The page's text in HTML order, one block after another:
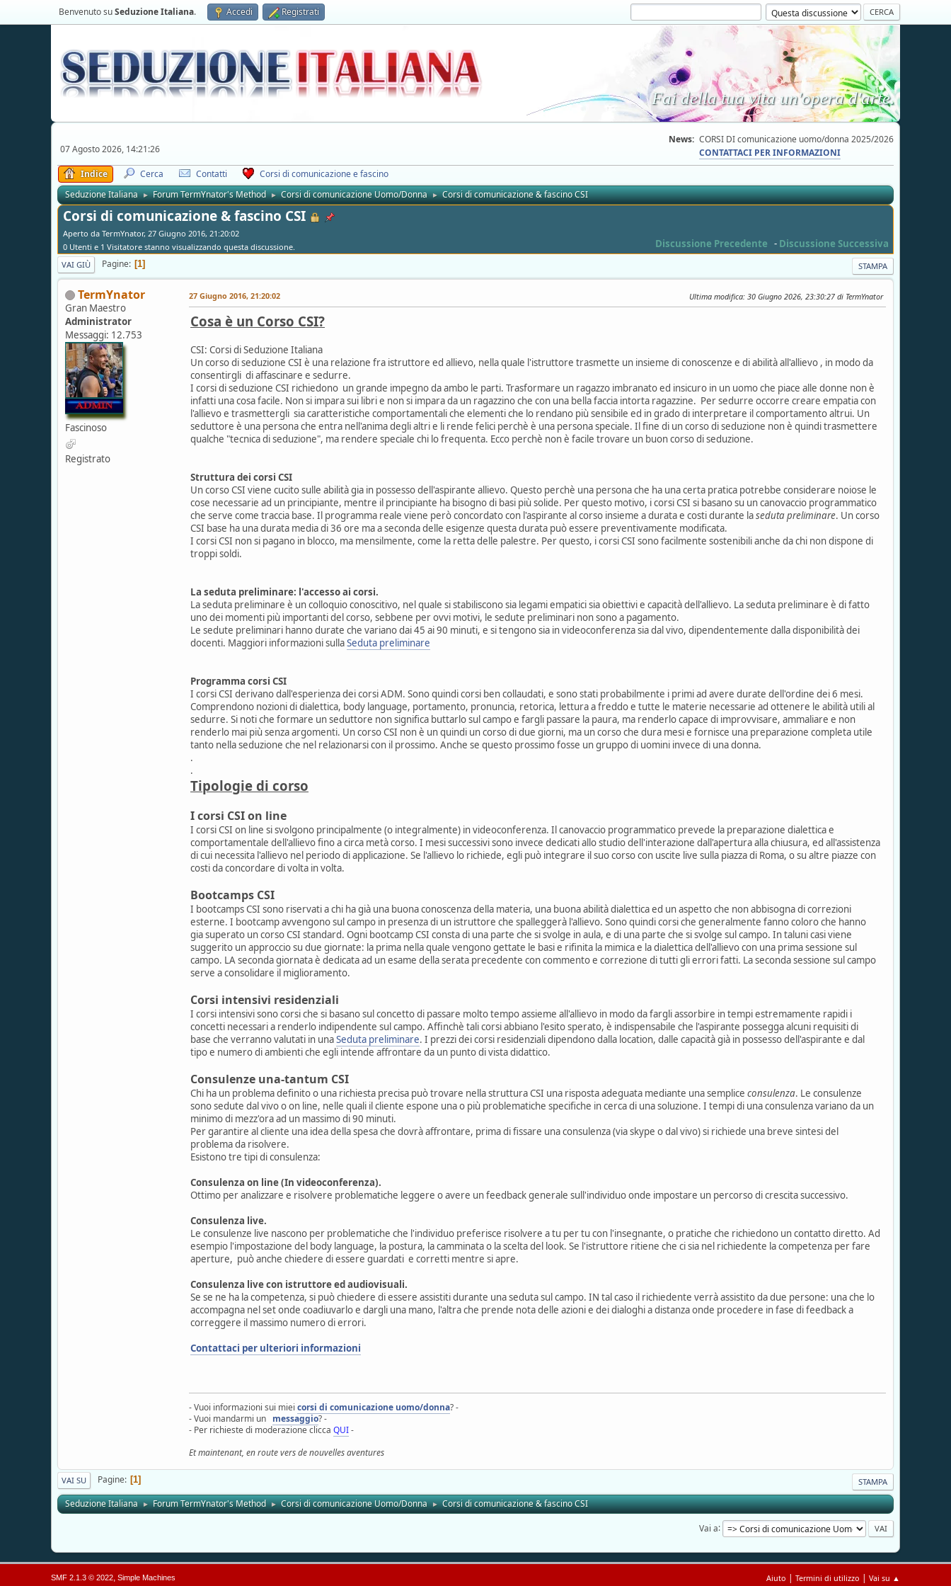
Benvenuto suSeduzione Italiana. Accedi Registrati
Fai della tua vita un'opera d'arte.
07 Agosto 2026, 14:21:26
News: CORSI DI comunicazione uomo/donna 2025/2026
CONTATTACI PER INFORMAZIONI
Indice
Cerca Contatti
Corsi di comunicazione e fascino
Seduzione Italiana ► Forum TermYnator's Method ► Corsi di comunicazione Uomo/Donna ► Corsi di comunicazione & fascino CSI
Corsi di comunicazione & fascino CSI
Aperto da TermYnator, 27 Giugno 2016, 21:20:02
Discussione Precedente - Discussione Successiva
0 Utenti e 1 Visitatore stanno visualizzando questa discussione.
STAMPA
VAI GIÙ Pagine 1
TermYnator
Gran Maestro
Administrator
Messaggi: 12.753
Fascinoso
Registrato
27 Giugno 2016, 21:20:02 Ultima modifica: 30 Giugno 2026, 23:30:27 di TermYnator
Cosa è un Corso CSI?
CSI: Corsi di Seduzione Italiana
Un corso di seduzione CSI è una relazione fra istruttore ed allievo, nella quale l'istruttore trasmette un insieme di conoscenze e di abilità all'allievo , in modo da
consentirgli di affascinare e sedurre.
I corsi di seduzione CSI richiedono un grande impegno da ambo le parti. Trasformare un ragazzo imbranato ed insicuro in un uomo che piace alle donne non è
infatti una cosa facile. Non si impara sui libri e non si impara da un ragazzino che con una bella faccia intorta ragazzine. Per sedurre occorre creare empatia con
l'allievo e trasmettergli sia caratteristiche comportamentali che elementi che lo rendano più sensibile ed in grado di interpretare il comportamento altrui. Un
seduttore è una persona che entra nell'anima degli altri e li rende felici perchè è una persona speciale. Il fine di un corso di seduzione non è quindi trasmettere
qualche "tecnica di seduzione", ma rendere speciale chi lo frequenta. Ecco perchè non è facile trovare un buon corso di seduzione.
Struttura dei corsi CSI
Un corso CSI viene cucito sulle abilità gia in possesso dell'aspirante allievo. Questo perchè una persona che ha una certa pratica potrebbe considerare noiose le
cose necessarie ad un principiante, mentre il principiante ha bisogno di basi più solide. Per questo motivo, i corsi CSI si basano su un canovaccio programmatico
che serve come traccia base. Il programma reale viene però concordato con l'aspirante al corso insieme a durata e costi durante laseduta preliminare. Un corso
CSI base ha una durata media di 36 ore ma a seconda delle esigenze questa durata può essere preventivamente modificata.
I corsi CSI non si pagano in blocco, ma mensilmente, come la retta delle palestre. Per questo, i corsi CSI sono facilmente sostenibili anche da chi non dispone di
troppi soldi.
La seduta preliminare: l'accesso ai corsi.
La seduta preliminare è un colloquio conoscitivo, nel quale si stabiliscono sia legami empatici sia obiettivi e capacità dell'allievo. La seduta preliminare è di fatto
uno dei momenti più importanti del corso, sebbene per ovvi motivi, le sedute preliminari non sono a pagamento.
Le sedute preliminari hanno durate che variano dai 45 ai 90 minuti, e si tengono sia in videoconferenza sia dal vivo, dipendentemente dalla disponibilità dei
docenti. Maggiori informazioni sullaSeduta preliminare
Programma corsi CSI
I corsi CSI derivano dall'esperienza dei corsi ADM. Sono quindi corsi ben collaudati, e sono stati probabilmente i primi ad avere durate dell'ordine dei 6 mesi.
Comprendono nozioni di dialettica, body language, portamento, pronuncia, retorica, lettura a freddo e tutte le materie necessarie ad ottenere le abilità utili al
sedurre. Si noti che formare un seduttore non significa buttarlo sul campo e fargli passare la paura, ma renderlo capace di improvvisare, ammaliare e non
renderlo mai più senza argomenti. Un corso CSI non è un quindi un corso di due giorni, ma un corso che dura mesi e fornisce una preparazione completa utile
tanto nella seduzione che nel relazionarsi con il prossimo. Anche se questo prossimo fosse un gruppo di uomini invece di una donna.
.
.
Tipologie di corso
I corsi CSI on line
I corsi CSI on line si svolgono principalmente (o integralmente) in videoconferenza. Il canovaccio programmatico prevede la preparazione dialettica e
comportamentale dell'allievo fino a circa metà corso. I mesi successivi sono invece dedicati allo studio dell'interazione dall'apertura alla chiusura, ed all'assistenza
di cui necessita l'allievo nel periodo di applicazione. Se l'allievo lo richiede, egli può integrare il suo corso con uscite live sulla piazza di Roma, o su altre piazze con
costi da concordare di volta in volta.
Bootcamps CSI
I bootcamps CSI sono riservati a chi ha già una buona conoscenza della materia, una buona abilità dialettica ed un aspetto che non abbisogna di correzioni
esterne. I bootcamp avvengono sul campo in presenza di un istruttore che spalleggerà l'allievo. Sono quindi corsi che generalmente fanno coloro che hanno
gia superato un corso CSI standard. Ogni bootcamp CSI consta di una parte che si svolge in aula, e di una parte che si svolge sul campo. In taluni casi viene
suggerito un approccio su due giornate: la prima nella quale vengono gettate le basi e rifinita la mimica e la dialettica dell'allievo con una prima sessione sul
campo. LA seconda giornata è dedicata ad un esame della serata precedente con commento e correzione di tutti gli errori fatti. La seconda sessione sul campo
serve a consolidare il miglioramento.
Corsi intensivi residenziali
I corsi intensivi sono corsi che si basano sul concetto di passare molto tempo assieme all'allievo in modo da fargli assorbire in tempi estremamente rapidi i
concetti necessari a renderlo indipendente sul campo. Affinchè tali corsi abbiano l'esito sperato, è indispensabile che l'aspirante possegga alcuni requisiti di
base che verranno valutati in unaSeduta preliminare. I prezzi dei corsi residenziali dipendono dalla location, dalle capacità già in possesso dell'aspirante e dal
tipo e numero di ambienti che egli intende affrontare da un punto di vista didattico.
Consulenze una-tantum CSI
Chi ha un problema definito o una richiesta precisa può trovare nella struttura CSI una risposta adeguata mediante una semplice consulenza. Le consulenze
sono sedute dal vivo o on line, nelle quali il cliente espone una o più problematiche specifiche in cerca di una soluzione. I tempi di una consulenza variano da un
minimo di mezz'ora ad un massimo di 90 minuti.
Per garantire al cliente una idea della spesa che dovrà affrontare, prima di fissare una consulenza (via skype o dal vivo) si richiede una breve sintesi del
problema da risolvere.
Esistono tre tipi di consulenza:
Consulenza on line (In videoconferenza).
Ottimo per analizzare e risolvere problematiche leggere o avere un feedback generale sull'individuo onde impostare un percorso di crescita successivo.
Consulenza live.
Le consulenze live nascono per problematiche che l'individuo preferisce risolvere a tu per tu con l'insegnante, o pratiche che richiedono un contatto diretto. Ad
esempio l'impostazione del body language, la postura, la camminata o la scelta del look. Se l'istruttore ritiene che ci sia nel richiedente la competenza per fare
aperture, può anche chiedere di essere guardati e corretti mentre si apre.
Consulenza live con istruttore ed audiovisuali.
Se se ne ha la competenza, si può chiedere di essere assistiti durante una seduta sul campo. IN tal caso il richiedente verrà assistito da due persone: una che lo
accompagna nel set onde coadiuvarlo e dargli una mano, l'altra che prende nota delle azioni e dei dialoghi a distanza onde procedere in fase di feedback a
correggere il massimo numero di errori.
Contattaci per ulteriori informazioni
- Vuoi informazioni sui miei corsi di comunicazione uomo/donna? -
- Vuoi mandarmi un messaggio? -
- Per richieste di moderazione clicca QUI-
Et maintenant, en route vers de nouvelles aventures
STAMPA
VAI SU Pagine 1
Seduzione Italiana ► Forum TermYnator's Method ► Corsi di comunicazione Uomo/Donna ► Corsi di comunicazione & fascino CSI
Vai a
Aiuto | Termini di utilizzo | Vai su ▲
SMF 2.1.3 © 2022, Simple Machines